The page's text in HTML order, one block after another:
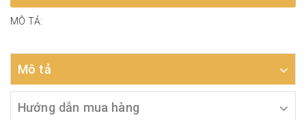
MÔ TẢ:
Mô tả
Hướng dẫn mua hàng